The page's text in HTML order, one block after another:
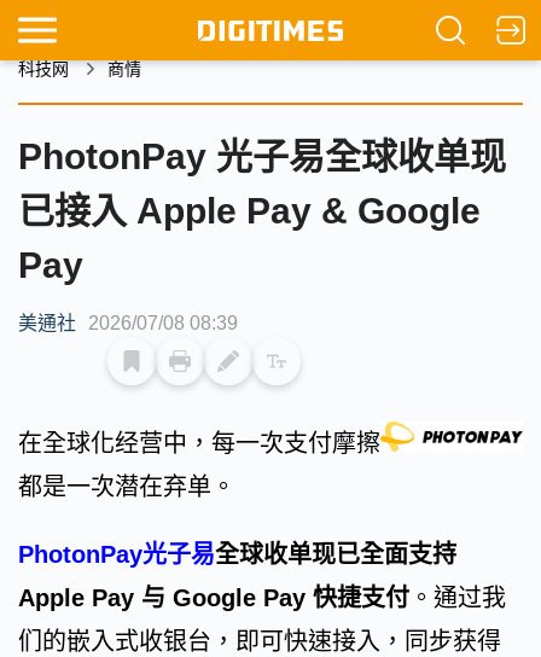
科技网 商情
PhotonPay 光子易全球收单现
已接入 Apple Pay & Google
Pay
美通社 2026/07/08 08:39
在全球化经营中，每一次支付摩擦
都是一次潜在弃单。
PhotonPay光子易全球收单现已全面支持
Apple Pay 与 Google Pay 快捷支付 。通过我
们的嵌入式收银台，即可快速接入，同步获得